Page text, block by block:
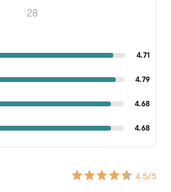
28
4.71
4.79
4.68
4.68
4.5/5